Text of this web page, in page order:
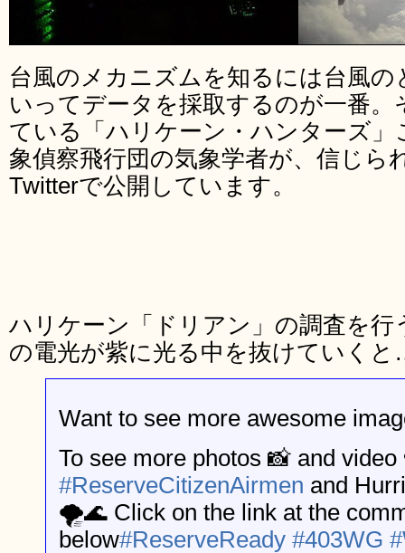
台風のメカニズムを知るには台風
いってデータを採取するのが一番
ている「ハリケーン・ハンターズ」
象偵察飛行団の気象学者が、信じら
Twitterで公開しています。
ハリケーン「ドリアン」の調査を行
の電光が紫に光る中を抜けていく
Want to see more awesome
To see more photos 📸 and video
#ReserveCitizenAirmen and
🌪🌊 Click on the link at the
below#ReserveReady #403WG